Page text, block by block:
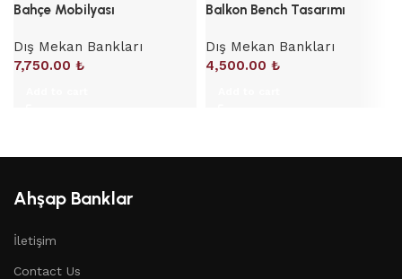
Bahçe Mobilyası
Dış Mekan Bankları
7,750.00 ₺
Balkon Bench Tasarımı
Dış Mekan Bankları
4,500.00 ₺
Ahşap Banklar
İletişim
Contact Us